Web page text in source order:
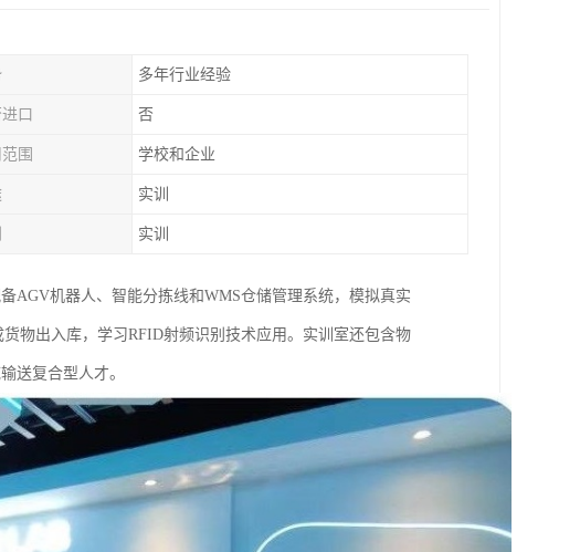
多年行业经验
口 否
围 学校和企业
实训
实训
AGV机器人、智能分拣线和WMS仓储管理系统，模拟真实
物出入库，学习RFID射频识别技术应用。实训室还包含物
送复合型人才。